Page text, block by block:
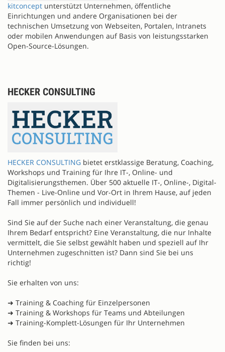
kitconcept unterstützt Unternehmen, öffentliche
Einrichtungen und andere Organisationen bei der
technischen Umsetzung von Webseiten, Portalen, Intranets
oder mobilen Anwendungen auf Basis von leistungsstarken
Open-Source-Lösungen.
HECKER CONSULTING
HECKER CONSULTING bietet erstklassige Beratung, Coaching,
Workshops und Training für Ihre IT-, Online- und
Digitalisierungsthemen. Über 500 aktuelle IT-, Online-, Digital-
Themen - Live-Online und Vor-Ort in Ihrem Hause, auf jeden
Fall immer persönlich und individuell!
Sind Sie auf der Suche nach einer Veranstaltung, die genau
Ihrem Bedarf entspricht? Eine Veranstaltung, die nur Inhalte
vermittelt, die Sie selbst gewählt haben und speziell auf Ihr
Unternehmen zugeschnitten ist? Dann sind Sie bei uns
richtig!
Sie erhalten von uns:
➜ Training & Coaching für Einzelpersonen
➜ Training & Workshops für Teams und Abteilungen
➜ Training-Komplett-Lösungen für Ihr Unternehmen
Sie finden bei uns: